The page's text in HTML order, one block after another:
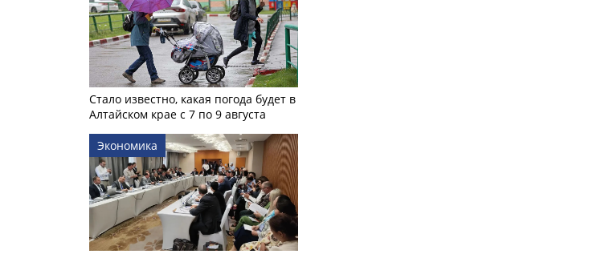
Стало известно, какая погода будет в
Алтайском крае с 7 по 9 августа
Экономика